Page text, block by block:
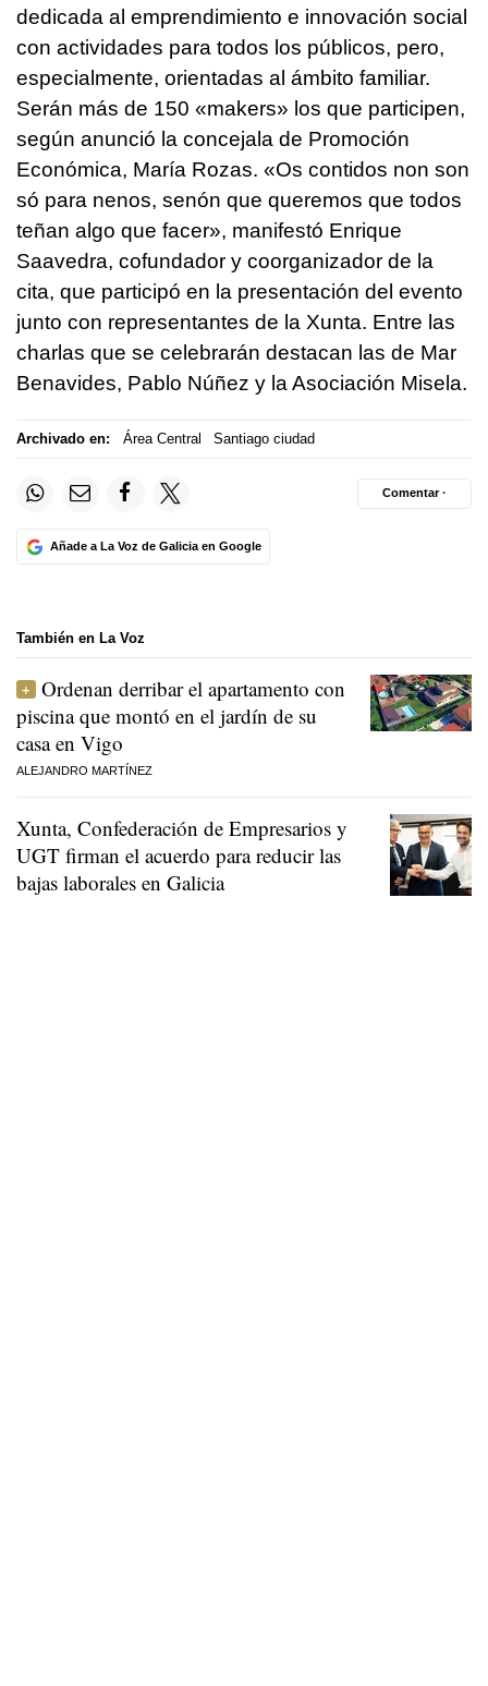
dedicada al emprendimiento e innovación social
con actividades para todos los públicos, pero,
especialmente, orientadas al ámbito familiar.
Serán más de 150 «makers» los que participen,
según anunció la concejala de Promoción
Económica, María Rozas. «Os contidos non son
só para nenos, senón que queremos que todos
teñan algo que facer», manifestó Enrique
Saavedra, cofundador y coorganizador de la
cita, que participó en la presentación del evento
junto con representantes de la Xunta. Entre las
charlas que se celebrarán destacan las de Mar
Benavides, Pablo Núñez y la Asociación Misela.
Archivado en: Área Central Santiago ciudad
Añade a La Voz de Galicia en Google
Comentar ·
También en La Voz
Ordenan derribar el apartamento con
piscina que montó en el jardín de su
casa en Vigo
ALEJANDRO MARTÍNEZ
Xunta, Confederación de Empresarios y
UGT firman el acuerdo para reducir las
bajas laborales en Galicia